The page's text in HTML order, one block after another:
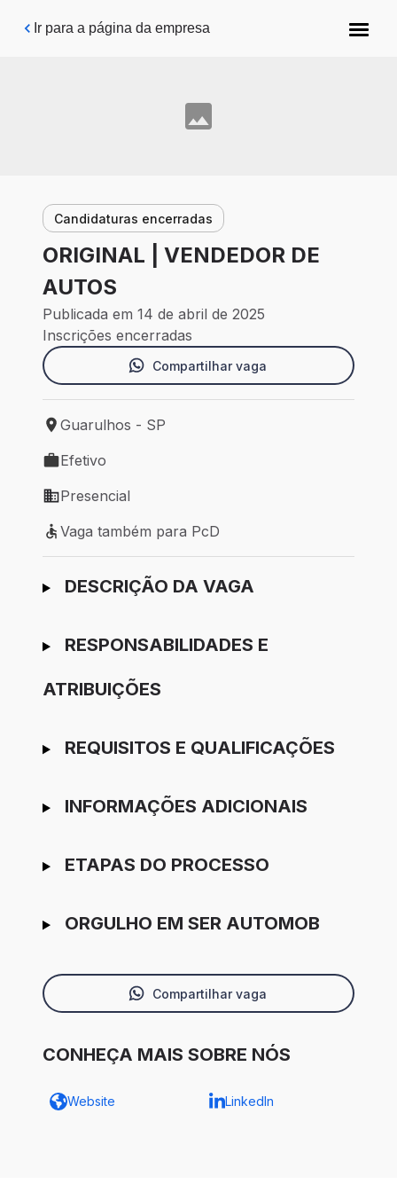
Pular para o conteúdo principal
Ir para a página da empresa
Candidaturas encerradas
ORIGINAL | VENDEDOR DE
AUTOS
Publicada em 14 de abril de 2025
Inscrições encerradas
Compartilhar vaga
Local de trabalho: Guarulhos - SP
Guarulhos - SP
Tipo de vaga: Efetivo
Efetivo
Modelo de trabalho: Presencial
Presencial
Vaga também para PcD
Vaga também para PcD
Ir para candidatura
DESCRIÇÃO DA VAGA
RESPONSABILIDADES E
ATRIBUIÇÕES
REQUISITOS E QUALIFICAÇÕES
INFORMAÇÕES ADICIONAIS
ETAPAS DO PROCESSO
ORGULHO EM SER AUTOMOB
Compartilhar vaga
CONHEÇA MAIS SOBRE NÓS
Website LinkedIn